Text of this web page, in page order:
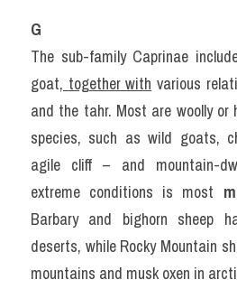
G
The sub-family Caprinae
goat, together with various
and the tahr. Most are woolly or
species, such as wild goats,
agile cliff – and mountain-
extreme conditions is most
Barbary and bighorn sheep
deserts, while Rocky Mountain
mountains and musk oxen in